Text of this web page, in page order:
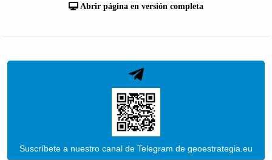
Abrir página en versión completa
Suscríbete a nuestro canal de Telegram de geoestrategia.eu